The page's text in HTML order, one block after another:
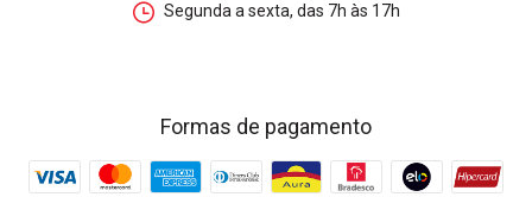
Segunda a sexta, das 7h às 17h
Formas de pagamento